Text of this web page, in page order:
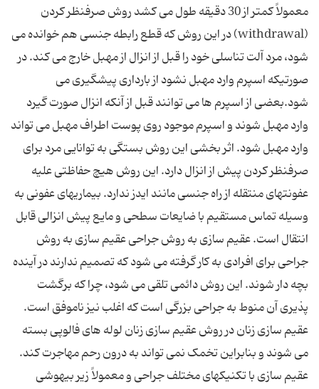
معمولاً کمتر از 30 دقیقه طول می کشد روش صرفنظر کردن
(withdrawal) در این روش که قطع رابطه جنسی هم خوانده می
شود، مرد آلت تناسلی خود را قبل از انزال از مهبل خارج می کند. در
صورتیکه اسپرم وارد مهبل نشود از بارداری پیشگیری می
شود.بعضی از اسپرم ها می توانند قبل از آنکه انزال صورت گیرد
وارد مهبل شوند و اسپرم موجود روی پوست اطراف مهبل می تواند
وارد مهبل شود. اثر بخشی این روش بستگی به توانایی مرد برای
صرفنظر کردن پیش از انزال دارد. این روش هیچ حفاظتی علیه
عفونتهای منتقله از راه جنسی مانند ایدز ندارد. بیماریهای عفونی به
وسیله تماس مستقیم با ضایعات سطحی و مایع پیش انزالی قابل
انتقال است. عقیم سازی به روش جراحی عقیم سازی به روش
جراحی برای افرادی به کار گرفته می شود که تصمیم ندارند در آینده
بچه دار شوند. این روش دائمی تلقی می شود، چرا که برگشت
پذیری آن منوط به جراحی بزرگی است که اغلب نیز ناموفق است.
عقیم سازی زنان در روش عقیم سازی زنان لوله های فالوپی بسته
می شوند و بنابراین تخمک نمی تواند به درون رحم مهاجرت کند.
عقیم سازی با تکنیکهای مختلف جراحی و معمولاً زیر بیهوشی